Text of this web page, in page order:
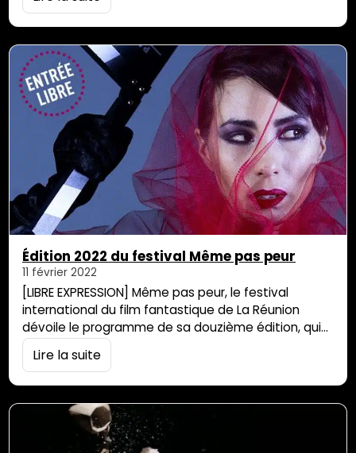
Séchoir à Piton Saint-Leu. Nicolas Givran, qui avait
humoristique s’est déroulé au milieu du concert de…
Édition 2022 du festival Même pas peur
11 février 2022
[LIBRE EXPRESSION] Même pas peur, le festival
international du film fantastique de La Réunion
dévoile le programme de sa douzième édition, qui
aura lieu du 16 au 19 février Depuis 12 ans, le Festival
MEME PAS PEUR, le Festival International du Film
longs métrages internationaux…
Lire la suite